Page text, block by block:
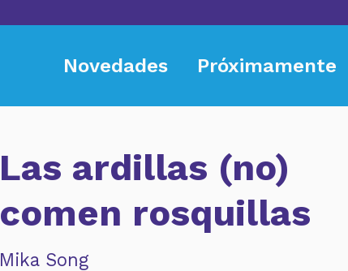
Novedades Próximamente
Las ardillas (no)
comen rosquillas
Mika Song